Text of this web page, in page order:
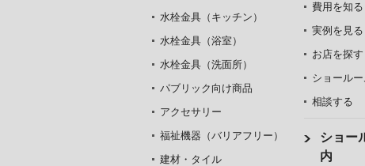
水栓金具（キッチン）
水栓金具（浴室）
水栓金具（洗面所）
パブリック向け商品
アクセサリー
福祉機器（バリアフリー）
建材・タイル
費用を知る
実例を見る
お店を探す
ショールー
相談する
ショー
内